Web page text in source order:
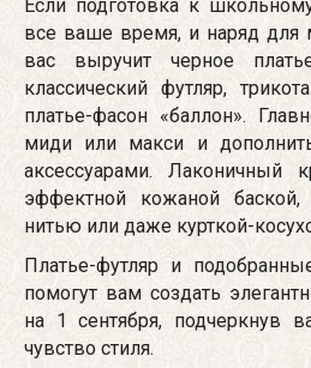
Если подготовка к
все ваше время, и наряд
вас выручит черное
классический футляр,
платье-фасон «баллон».
миди или макси и
аксессуарами. Лаконичный
эффектной кожаной
нитью или даже курткой-
Платье-футляр и
помогут вам создать
на 1 сентября, подчеркнув
чувство стиля.